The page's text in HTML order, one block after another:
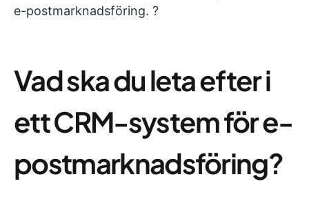
e-postmarknadsföring. ?
Vad ska du leta efter i
ett CRM-system för e-
postmarknadsföring?